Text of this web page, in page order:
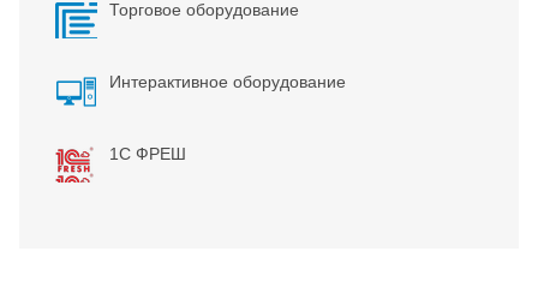
Торговое оборудование
Интерактивное оборудование
1С ФРЕШ